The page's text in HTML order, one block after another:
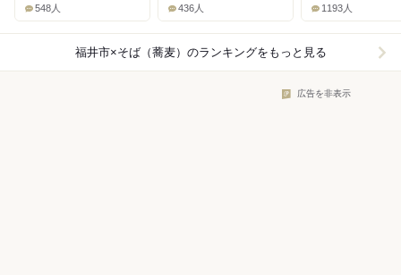
548人 436人 1193人
福井市×そば（蕎麦） のランキングをもっと見る
広告を非表示